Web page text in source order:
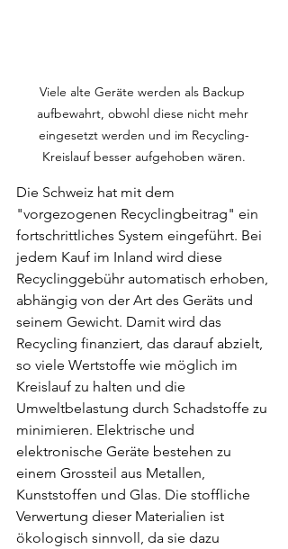
Viele alte Geräte werden als Backup
aufbewahrt, obwohl diese nicht mehr
eingesetzt werden und im Recycling-
Kreislauf besser aufgehoben wären.
Die Schweiz hat mit dem
"vorgezogenen Recyclingbeitrag" ein
fortschrittliches System eingeführt. Bei
jedem Kauf im Inland wird diese
Recyclinggebühr automatisch erhoben,
abhängig von der Art des Geräts und
seinem Gewicht. Damit wird das
Recycling finanziert, das darauf abzielt,
so viele Wertstoffe wie möglich im
Kreislauf zu halten und die
Umweltbelastung durch Schadstoffe zu
minimieren. Elektrische und
elektronische Geräte bestehen zu
einem Grossteil aus Metallen,
Kunststoffen und Glas. Die stoffliche
Verwertung dieser Materialien ist
ökologisch sinnvoll, da sie dazu